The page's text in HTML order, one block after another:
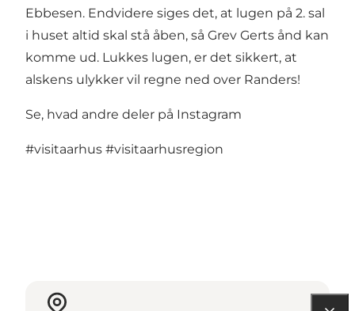
Ebbesen. Endvidere siges det, at lugen på 2. sal
i huset altid skal stå åben, så Grev Gerts ånd kan
komme ud. Lukkes lugen, er det sikkert, at
alskens ulykker vil regne ned over Randers!
Se, hvad andre deler på Instagram
#visitaarhus #visitaarhusregion